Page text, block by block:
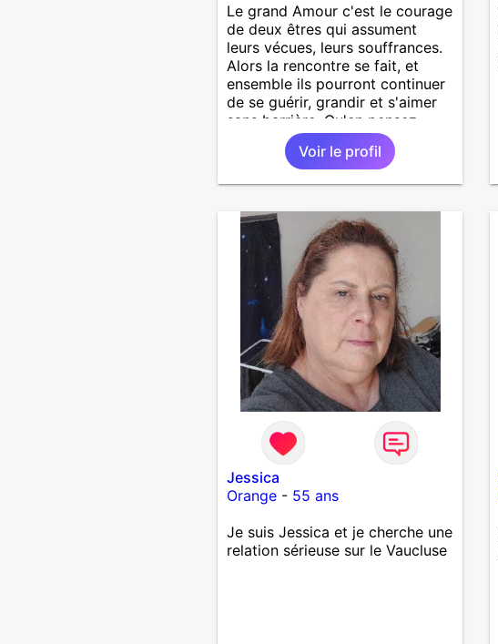
Le grand Amour c'est le courage
de deux êtres qui assument
leurs vécues, leurs souffrances.
Alors la rencontre se fait, et
ensemble ils pourront continuer
de se guérir, grandir et s'aimer
sans barrière. Qu'en pensez-
Voir le profil
Jessica
Orange- 55 ans
Je suis Jessica et je cherche une
relation sérieuse sur le Vaucluse